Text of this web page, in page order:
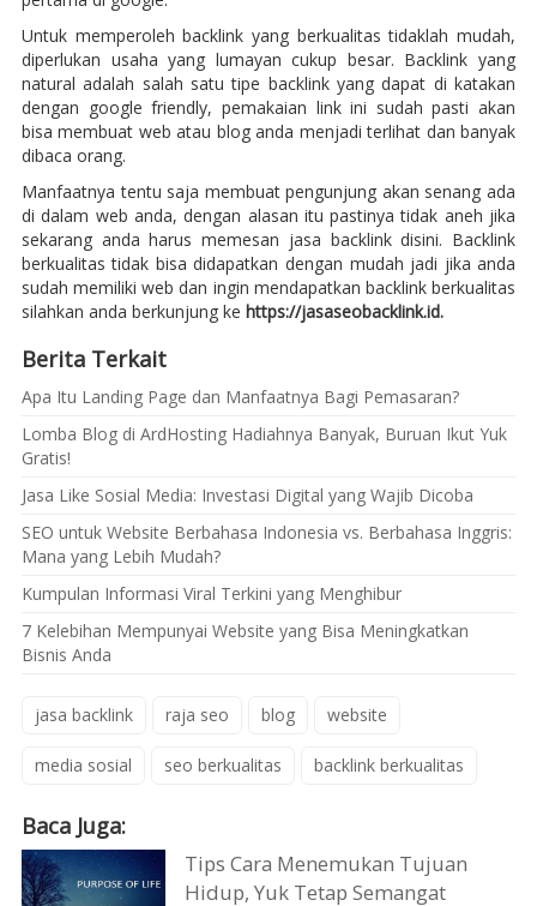
Untuk memperoleh backlink yang berkualitas tidaklah mudah,
diperlukan usaha yang lumayan cukup besar. Backlink yang
natural adalah salah satu tipe backlink yang dapat di katakan
dengan google friendly, pemakaian link ini sudah pasti akan
bisa membuat web atau blog anda menjadi terlihat dan banyak
dibaca orang.
Manfaatnya tentu saja membuat pengunjung akan senang ada
di dalam web anda, dengan alasan itu pastinya tidak aneh jika
sekarang anda harus memesan jasa backlink disini. Backlink
berkualitas tidak bisa didapatkan dengan mudah jadi jika anda
sudah memiliki web dan ingin mendapatkan backlink berkualitas
silahkan anda berkunjung ke https://jasaseobacklink.id.
Berita Terkait
Apa Itu Landing Page dan Manfaatnya Bagi Pemasaran?
Lomba Blog di ArdHosting Hadiahnya Banyak, Buruan Ikut Yuk
Gratis!
Jasa Like Sosial Media: Investasi Digital yang Wajib Dicoba
SEO untuk Website Berbahasa Indonesia vs. Berbahasa Inggris:
Mana yang Lebih Mudah?
Kumpulan Informasi Viral Terkini yang Menghibur
7 Kelebihan Mempunyai Website yang Bisa Meningkatkan
Bisnis Anda
jasa backlink raja seo blog website
media sosial seo berkualitas backlink berkualitas
Baca Juga:
Tips Cara Menemukan Tujuan
Hidup, Yuk Tetap Semangat